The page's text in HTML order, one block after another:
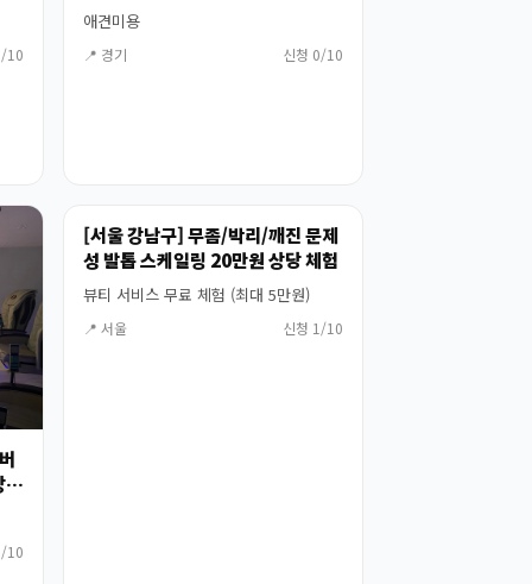
10
애견미용
📍 경기 신청 0/10
당
10
[서울 강남구] 무좀/박리/깨진 문제
성 발톱 스케일링 20만원 상당 체험
뷰티 서비스 무료 체험 (최대 5만원)
📍 서울 신청 1/10